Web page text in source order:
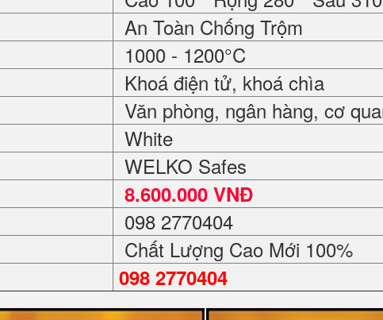
An Toàn Chống Trộm
1000 - 1200°C
Khoá điện tử, khoá chìa
Văn phòng, ngân hàng, cơ
White
WELKO Safes
8.600.000 VNĐ
098 2770404
Chất Lượng Cao Mới 100%
098 2770404